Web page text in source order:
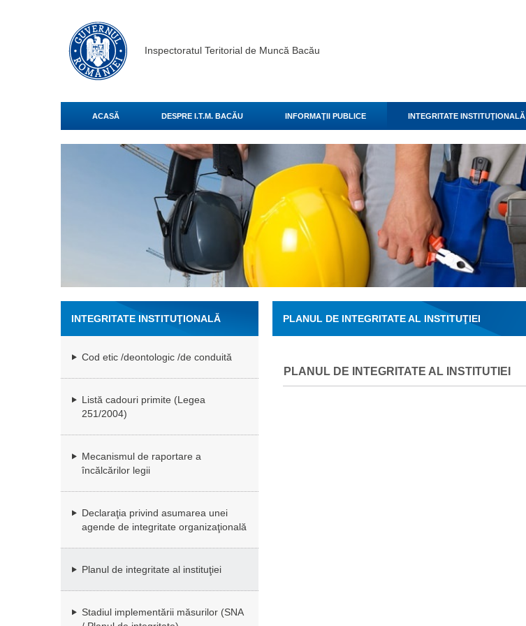
Inspectoratul Teritorial de Muncă Bacău
ACASĂ DESPRE I.T.M. BACĂU INFORMAŢII PUBLICE INTEGRITATE INSTITUŢIONALĂ
INTEGRITATE INSTITUŢIONALĂ
Cod etic /deontologic /de conduită
Listă cadouri primite (Legea
251/2004)
Mecanismul de raportare a
încălcărilor legii
Declaraţia privind asumarea unei
agende de integritate organizaţională
Planul de integritate al instituţiei
Stadiul implementării măsurilor (SNA
PLANUL DE INTEGRITATE AL INSTITUŢIEI
PLANUL DE INTEGRITATE AL INSTITUTIEI